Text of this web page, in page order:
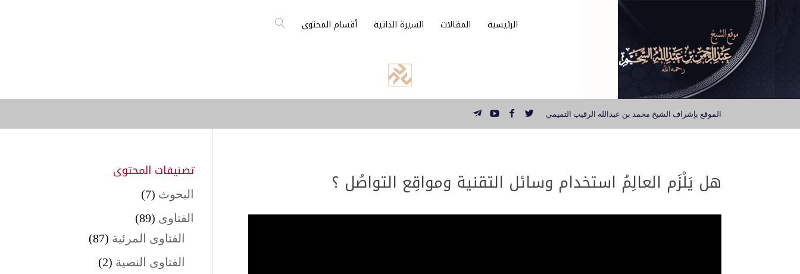
الرئيسية المقالات السيرة الذاتية أقسام المحتوى
الموقع بإشراف الشيخ محمد بن عبدالله الرقيب التميمي
هل يَلْزَم العالِمُ استخدام وسائل التقنية ومواقِع التواصُل ؟ تصنيفات المحتوى
البحوث (7)
الفتاوى (89)
الفتاوى المرئية (87)
الفتاوى النصية (2)